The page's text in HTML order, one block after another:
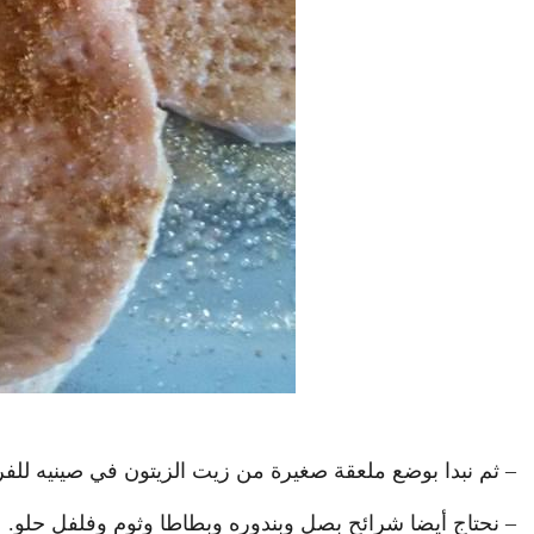
– ثم نبدا بوضع ملعقة صغيرة من زيت الزيتون في صينيه
– نحتاج أيضا شرائح بصل وبندوره وبطاطا وثوم وفلفل حلو.